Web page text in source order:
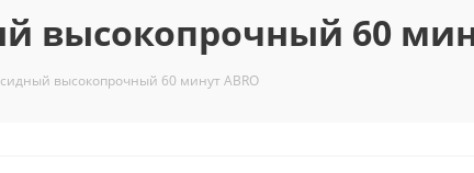
высокопрочный 60
высокопрочный 60 минут ABRO